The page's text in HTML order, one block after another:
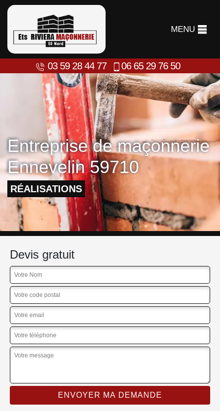
MENU
03 59 28 44 77 06 65 29 76 50
Entreprise de maçonnerie
Ennevelin 59710
RÉALISATIONS
Devis gratuit